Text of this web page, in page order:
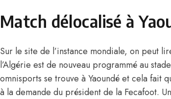
Match délocalisé à
Sur le site de l’instance mondiale, on peut
l’Algérie est de nouveau programmé au
omnisports se trouve à Yaoundé et cela fait
à la demande du président de la Fecafoot.